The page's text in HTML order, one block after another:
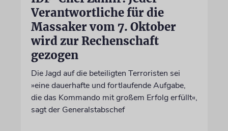
Verantwortliche für die
Massaker vom 7. Oktober
wird zur Rechenschaft
gezogen
Die Jagd auf die beteiligten Terroristen sei
»eine dauerhafte und fortlaufende Aufgabe,
die das Kommando mit großem Erfolg erfüllt«,
sagt der Generalstabschef